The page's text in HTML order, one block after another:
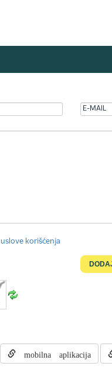
uslove korišćenja
mobilna aplikacija